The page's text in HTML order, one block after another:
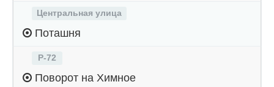
Центральная улица
Поташня
Р-72
Поворот на Химное